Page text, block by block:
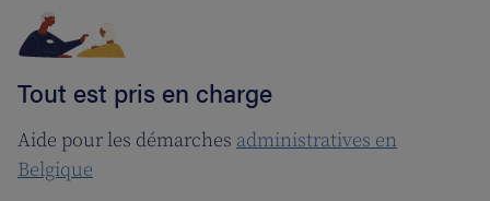
Tout est pris en charge
Aide pour les démarches administratives en
Belgique